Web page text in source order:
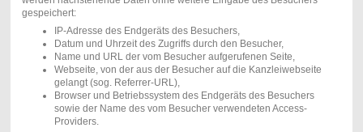
gespeichert:
IP-Adresse des Endgeräts des Besuchers,
Datum und Uhrzeit des Zugriffs durch den Besucher,
Name und URL der vom Besucher aufgerufenen Seite,
Webseite, von der aus der Besucher auf die Kanzleiwebseite
gelangt (sog. Referrer-URL),
Browser und Betriebssystem des Endgeräts des Besuchers
sowie der Name des vom Besucher verwendeten Access-
Providers.